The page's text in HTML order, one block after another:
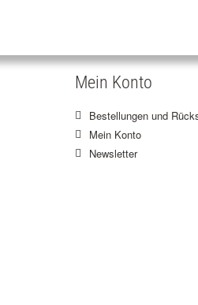
Mein Konto
Bestellungen und
Mein Konto
Newsletter